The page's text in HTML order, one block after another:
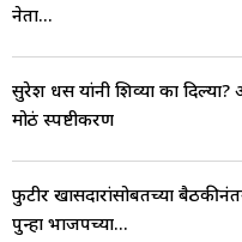
नेता...
सुरेश धस यांनी शिव्या का
मोठं स्पष्टीकरण
फुटीर खासदारांसोबतच्या
पुन्हा भाजपच्या...